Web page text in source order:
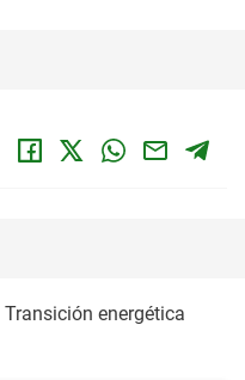
Transición energética